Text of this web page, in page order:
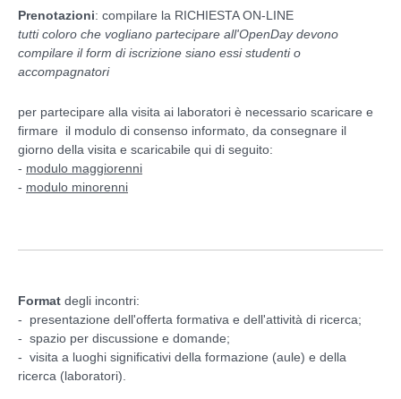
Prenotazioni: compilare la RICHIESTA ON-LINE
tutti coloro che vogliano partecipare all'OpenDay devono
compilare il form di iscrizione siano essi studenti o
accompagnatori
per partecipare alla visita ai laboratori è necessario scaricare e
firmare il modulo di consenso informato, da consegnare il
giorno della visita e scaricabile qui di seguito:
- modulo maggiorenni
- modulo minorenni
Format degli incontri:
- presentazione dell'offerta formativa e dell'attività di ricerca;
- spazio per discussione e domande;
- visita a luoghi significativi della formazione (aule) e della
ricerca (laboratori).